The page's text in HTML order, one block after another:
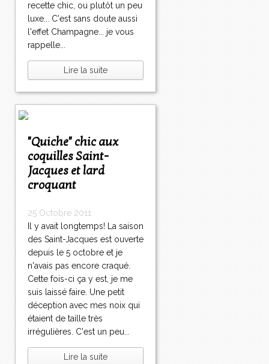
recette chic, ou plutôt un peu
luxe... C'est sans doute aussi
l'effet Champagne... je vous
rappelle...
Lire la suite
"Quiche" chic aux
coquilles Saint-
Jacques et lard
croquant
25 Octobre 2011
Il y avait longtemps! La saison
des Saint-Jacques est ouverte
depuis le 5 octobre et je
n'avais pas encore craqué.
Cette fois-ci ça y est, je me
suis laissé faire. Une petit
déception avec mes noix qui
étaient de taille très
irrégulières. C'est un peu...
Lire la suite